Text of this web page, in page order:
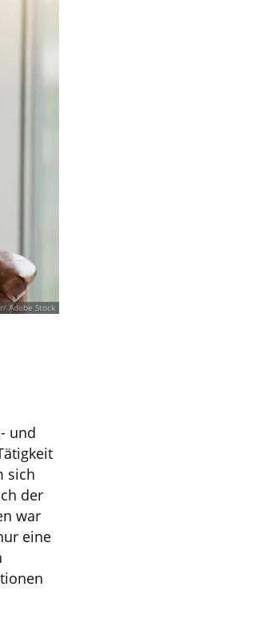
Adobe Stock
und
sich
der
war
eine